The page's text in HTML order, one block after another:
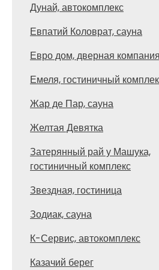
Дунай, автокомплекс
Евпатий Коловрат, сауна
Евро дом, дверная компания
Емеля, гостиничный
Жар де Пар, сауна
Желтая Девятка
Затерянный рай у Машука,
гостиничный комплекс
Звездная, гостиница
Зодиак, сауна
К-Сервис, автокомплекс
Казачий берег